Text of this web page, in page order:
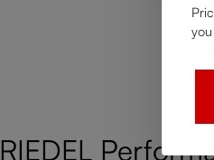
RIEDEL